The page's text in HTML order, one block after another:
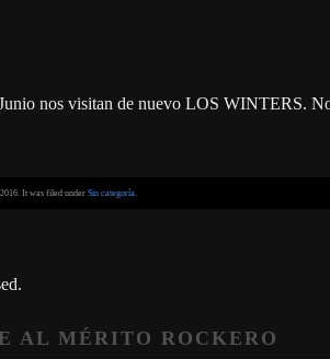
nos visitan de nuevo LOS WINTERS.
It was filed under Sin categoría.
AL MÉRITO ROCKERO